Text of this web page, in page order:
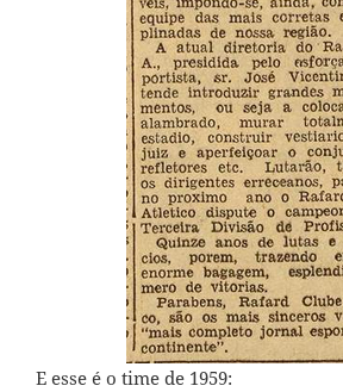
E esse é o time de 1959: